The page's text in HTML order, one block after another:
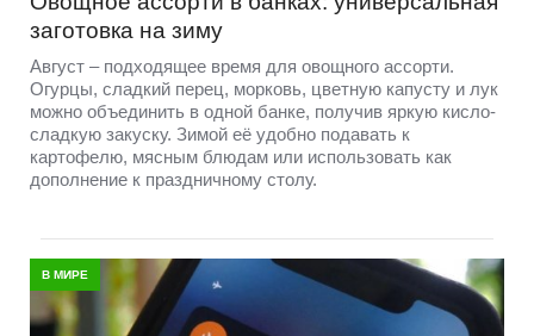
заготовка на зиму
Август – подходящее время для овощного ассорти.
Огурцы, сладкий перец, морковь, цветную капусту и лук
можно объединить в одной банке, получив яркую кисло-
сладкую закуску. Зимой её удобно подавать к
картофелю, мясным блюдам или использовать как
дополнение к праздничному столу.
В МИРЕ